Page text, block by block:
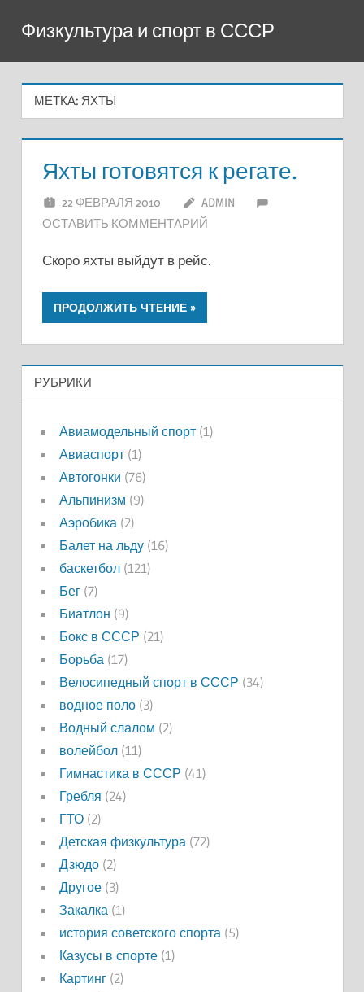
содержимому
Физкультура и спорт в СССР
МЕТКА: ЯХТЫ
Яхты готовятся к регате.
22 ФЕВРАЛЯ 2010
ADMIN
ОСТАВИТЬ КОММЕНТАРИЙ
Скоро яхты выйдут в рейс.
ПРОДОЛЖИТЬ ЧТЕНИЕ
РУБРИКИ
Авиамодельный спорт(1)
Авиаспорт(1)
Автогонки (76)
Альпинизм (9)
Аэробика(2)
Балет на льду(16)
баскетбол(121)
Бег(7)
Биатлон (9)
Бокс в СССР (21)
Борьба(17)
Велосипедный спорт в СССР (34)
водное поло(3)
Водный слалом (2)
волейбол(11)
Гимнастика в СССР (41)
Гребля (24)
ГТО(2)
Детская физкультура(72)
Дзюдо(2)
Другое(3)
Закалка(1)
история советского спорта(5)
Казусы в спорте(1)
Картинг(2)